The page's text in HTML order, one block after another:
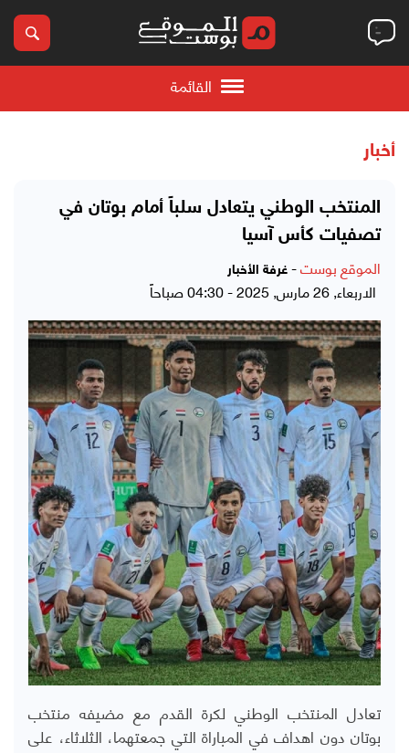
القائمة
أخبار
المنتخب الوطني يتعادل سلباً أمام بوتان في
تصفيات كأس آسيا
الموقع بوست- غرفة الأخبار
الاربعاء, 26 مارس, 2025 - 04:30 صباحاً
تعادل المنتخب الوطني لكرة القدم مع مضيفه منتخب
بوتان دون اهداف في المباراة التي جمعتهما، الثلاثاء، على